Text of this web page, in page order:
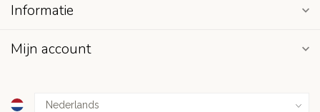
Informatie
Mijn account